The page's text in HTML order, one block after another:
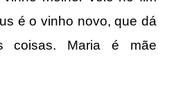
é o vinho novo, que dá
coisas. Maria é mãe